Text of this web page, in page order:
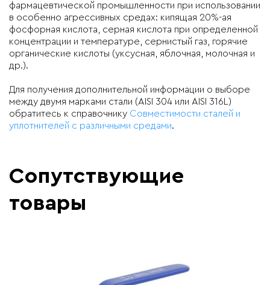
фармацевтической промышленности при использовании
в особенно агрессивных средах: кипящая 20%-ая
фосфорная кислота, серная кислота при определенной
концентрации и температуре, сернистый газ, горячие
органические кислоты (уксусная, яблочная, молочная и
др.).
Для получения дополнительной информации о выборе
между двумя марками стали (AISI 304 или AISI 316L)
обратитесь к справочнику Совместимости сталей и
уплотнителей с различными средами.
Сопутствующие
товары